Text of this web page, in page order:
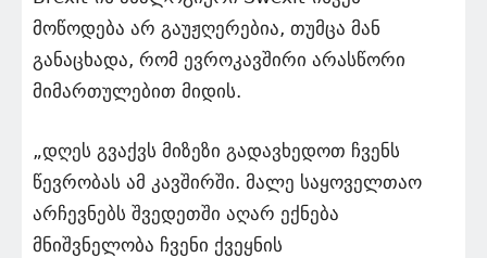
მოწოდება არ გაუჟღერებია, თუმცა მან
განაცხადა, რომ ევროკავშირი არასწორი
მიმართულებით მიდის.
„დღეს გვაქვს მიზეზი გადავხედოთ ჩვენს
წევრობას ამ კავშირში. მალე საყოველთაო
არჩევნებს შვედეთში აღარ ექნება
მნიშვნელობა ჩვენი ქვეყნის